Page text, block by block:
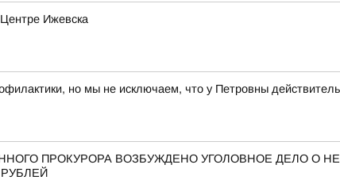
Ижевска
но мы не исключаем, что у Петровны
ПРОКУРОРА ВОЗБУЖДЕНО УГОЛОВНОЕ ДЕЛО О